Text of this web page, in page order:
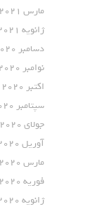
مارس 2021
ژانویه 2021
دسامبر 2020
نوامبر 2020
اکتبر 2020
سپتامبر 2020
جولای 2020
آوریل 2020
مارس 2020
فوریه 2020
ژانویه 2020